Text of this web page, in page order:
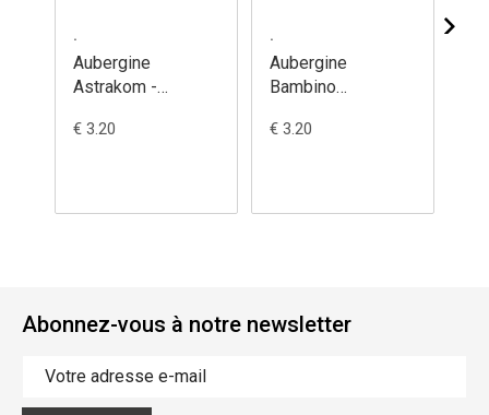
.
Aubergine
Astrakom -
melongena
€ 3.20
.
Aubergine
Bambino
Solanum
€ 3.20
Abonnez-vous à notre newsletter